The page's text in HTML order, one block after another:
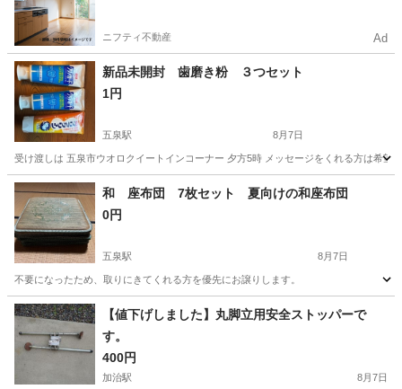
ニフティ不動産 Ad
新品未開封 歯磨き粉 ３つセット
1円
五泉駅 8月7日
受け渡しは 五泉市ウオロクイートインコーナー 夕方5時 メッセージをくれる方は希望
新潟 新潟市 五泉駅 家庭用品
和 座布団 7枚セット 夏向けの和座布団
0円
五泉駅 8月7日
不要になったため、取りにきてくれる方を優先にお譲りします。
新潟 新潟市 五泉駅 その他
【値下げしました】丸脚立用安全ストッパーで
す。
400円
加治駅 8月7日